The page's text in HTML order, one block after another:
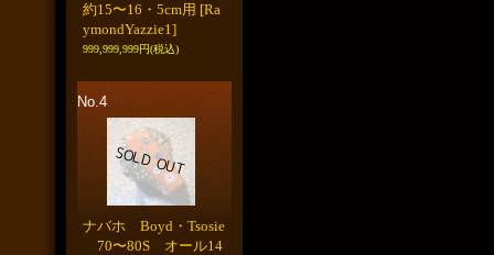
約15〜16・5cm用 [Ra
ymondYazzie1]
999,999,999円(税込)
No.4
ナバホ Boyd・Tsosie
70〜80S オール14